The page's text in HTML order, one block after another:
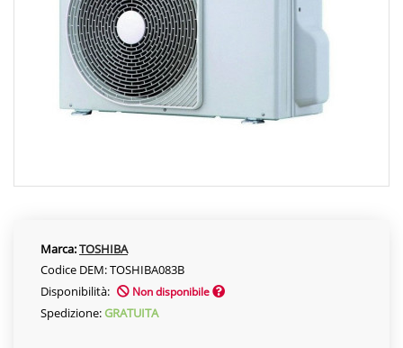
Marca:TOSHIBA
Codice DEM: TOSHIBA083B
Disponibilità:
Non disponibile
Spedizione:GRATUITA